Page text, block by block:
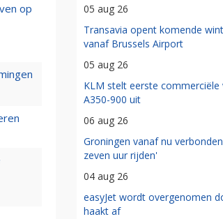
op
05 aug 26
Transavia opent komende
vanaf Brussels Airport
05 aug 26
KLM stelt eerste commerciële
A350-900 uit
06 aug 26
Groningen vanaf nu
zeven uur rijden'
04 aug 26
easyJet wordt overgenomen
haakt af